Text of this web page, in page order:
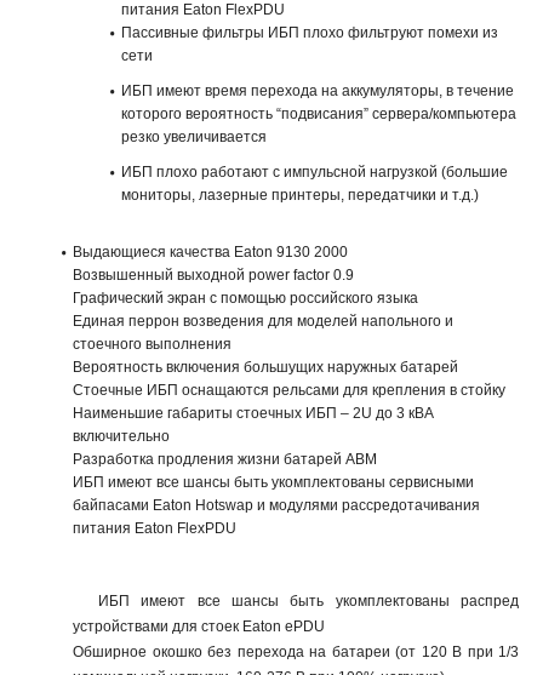
питания Eaton FlexPDU
Пассивные фильтры ИБП плохо фильтруют помехи из
сети
ИБП имеют время перехода на аккумуляторы, в течение
которого вероятность “подвисания” сервера/компьютера
резко увеличивается
ИБП плохо работают с импульсной нагрузкой (большие
мониторы, лазерные принтеры, передатчики и т.д.)
Выдающиеся качества Eaton 9130 2000
Возвышенный выходной power factor 0.9
Графический экран с помощью российского языка
Единая перрон возведения для моделей напольного и
стоечного выполнения
Вероятность включения большущих наружных батарей
Стоечные ИБП оснащаются рельсами для крепления в стойку
Наименьшие габариты стоечных ИБП – 2U до 3 кВА
включительно
Разработка продления жизни батарей ABM
ИБП имеют все шансы быть укомплектованы сервисными
байпасами Eaton Hotswap и модулями рассредотачивания
питания Eaton FlexPDU
ИБП имеют все шансы быть укомплектованы распред
устройствами для стоек Eaton ePDU
Обширное окошко без перехода на батареи (от 120 В при 1/3